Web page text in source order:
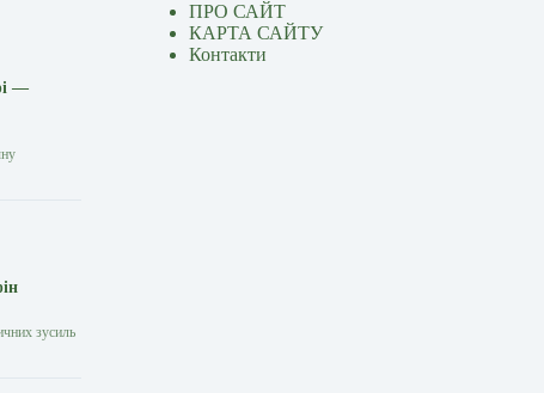
—
зусиль
ПРО САЙТ
КАРТА САЙТУ
Контакти